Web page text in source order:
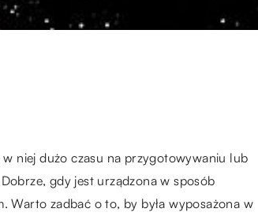
niej dużo czasu na przygotowywaniu lub
gdy jest urządzona w sposób
Warto zadbać o to, by była wyposażona w